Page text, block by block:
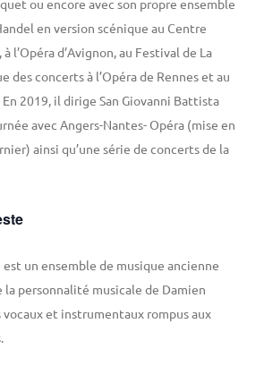
ou encore avec son propre ensemble
en version scénique au Centre
l’Opéra d’Avignon, au Festival de La
des concerts à l’Opéra de Rennes et au
2019, il dirige San Giovanni Battista
avec Angers-Nantes- Opéra (mise en
ainsi qu’une série de concerts de la
un ensemble de musique ancienne
personnalité musicale de Damien
vocaux et instrumentaux rompus aux